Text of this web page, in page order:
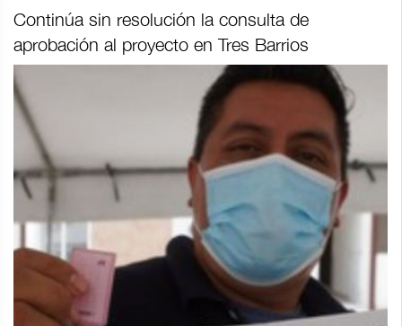
Continúa sin resolución la consulta de
aprobación al proyecto en Tres Barrios